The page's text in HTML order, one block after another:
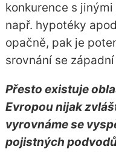
konkurence s
např. hypotéky
opačně, pak je
srovnání se
Přesto existuje
Evropou nijak
vyrovnáme se
pojistných